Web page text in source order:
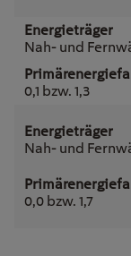
Nah- und
0,1 bzw. 1,3
Nah- und
0,0 bzw. 1,7